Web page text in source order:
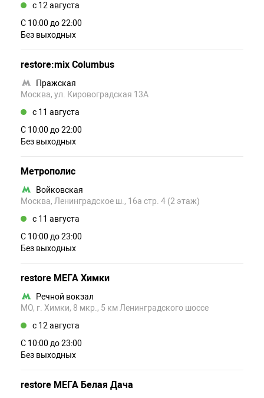
c 12 августа
С 10:00 до 22:00
Без выходных
restore:mix Columbus
Пражская
Москва, ул. Кировоградская 13А
c 11 августа
С 10:00 до 22:00
Без выходных
Метрополис
Войковская
Москва, Ленинградское ш., 16а стр. 4 (2 этаж)
c 11 августа
С 10:00 до 23:00
Без выходных
restore МЕГА Химки
Речной вокзал
МО, г. Химки, 8 мкр., 5 км Ленинградского шоссе
c 12 августа
С 10:00 до 23:00
Без выходных
restore МЕГА Белая Дача